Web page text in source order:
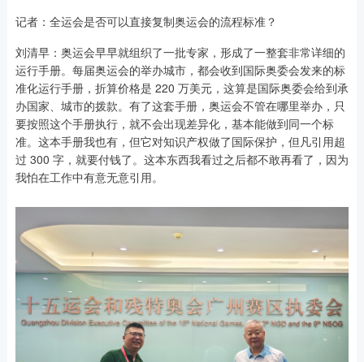
记者：全运会是否可以直接复制奥运会的流程标准？
刘清早：奥运会早早就组织了一批专家，形成了一整套非常详细的
运行手册。每届奥运会的举办城市，都会收到国际奥委会发来的标
准化运行手册，折算价格是 220 万美元，这算是国际奥委会给到承
办国家、城市的拨款。有了这套手册，奥运会不管在哪里举办，只
要按照这个手册执行，就不会出现差异化，基本能做到同一个标
准。这本手册我也有，但它对知识产权做了国际保护，但凡引用超
过 300 字，就要付钱了。这本东西我看过之后都不敢再看了，因为
我怕在工作中有意无意引用。